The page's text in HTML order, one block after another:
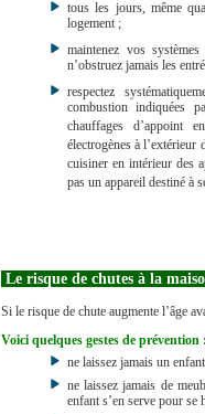
tous les jours, même
logement ;
maintenez vos
n’obstruez jamais les
respectez
combustion indiquées
chauffages d’appoint
électrogènes à
cuisiner en intérieur des
pas un appareil destiné à
Le risque de chutes à la
Si le risque de chute augmente l’âge
Voici quelques gestes de prévention
ne laissez jamais un
ne laissez jamais de
enfant s’en serve pour se